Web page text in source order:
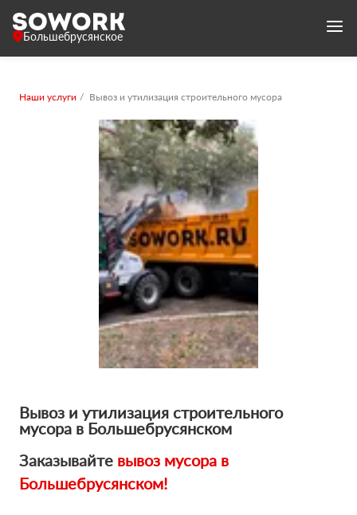
Большебрусянское
Наши услуги Вывоз и утилизация строительного мусора
Вывоз и утилизация строительного
мусора в Большебрусянском
Заказывайте вывоз мусора в
Большебрусянском!